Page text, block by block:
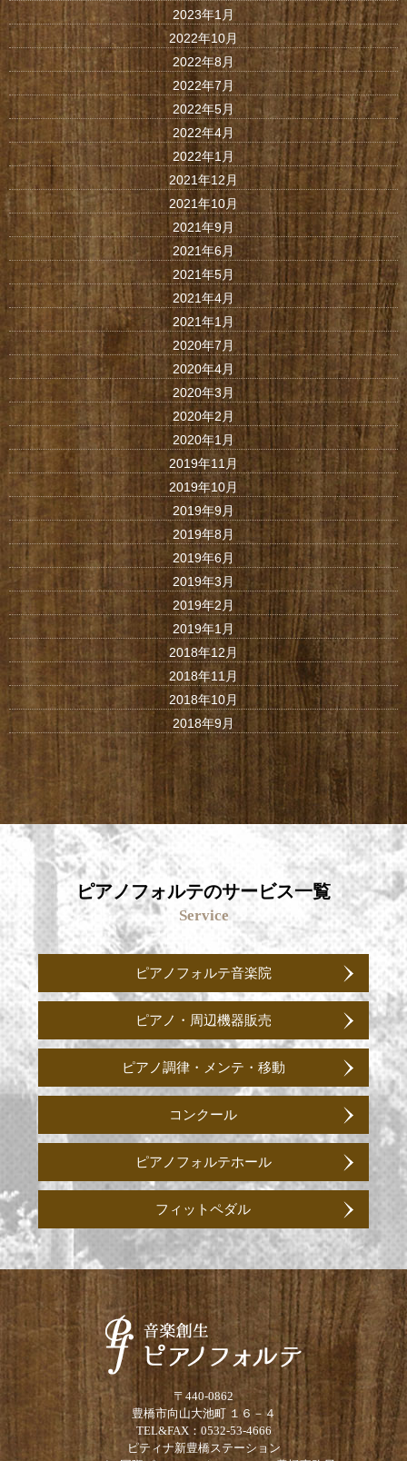
2023年1月
2022年10月
2022年8月
2022年7月
2022年5月
2022年4月
2022年1月
2021年12月
2021年10月
2021年9月
2021年6月
2021年5月
2021年4月
2021年1月
2020年7月
2020年4月
2020年3月
2020年2月
2020年1月
2019年11月
2019年10月
2019年9月
2019年8月
2019年6月
2019年3月
2019年2月
2019年1月
2018年12月
2018年11月
2018年10月
2018年9月
ピアノフォルテのサービス一覧
Service
ピアノフォルテ音楽院
ピアノ・周辺機器販売
ピアノ調律・メンテ・移動
コンクール
ピアノフォルテホール
フィットペダル
〒440-0862
豊橋市向山大池町 １６－４
TEL&FAX：0532-53-4666
ピティナ新豊橋ステーション